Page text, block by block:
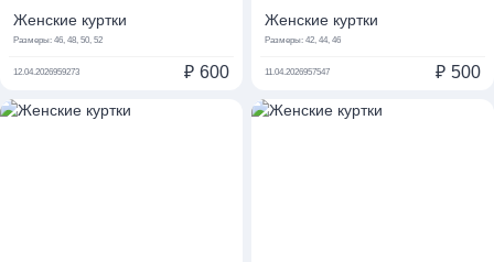
Женские куртки
Размеры: 46, 48, 50, 52
12.04.2026959273 ₽ 600
Женские куртки
Размеры: 42, 44, 46
11.04.2026957547 ₽ 500